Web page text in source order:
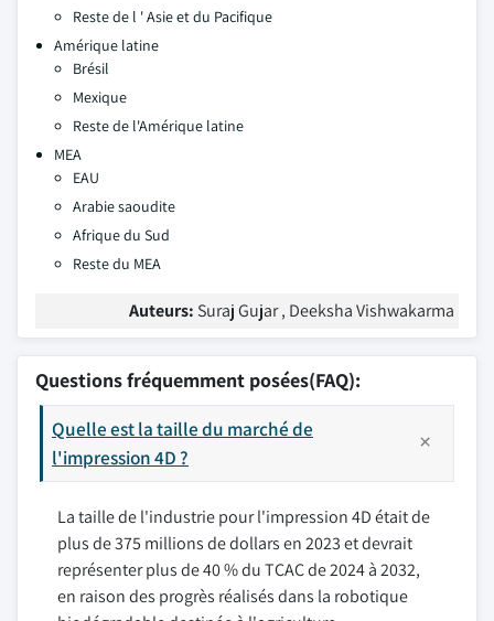
Reste de l ' Asie et du Pacifique
Amérique latine
Brésil
Mexique
Reste de l'Amérique latine
MEA
EAU
Arabie saoudite
Afrique du Sud
Reste du MEA
Auteurs: Suraj Gujar , Deeksha Vishwakarma
Questions fréquemment posées(FAQ):
Quelle est la taille du marché de
l'impression 4D ?
La taille de l'industrie pour l'impression 4D était de
plus de 375 millions de dollars en 2023 et devrait
représenter plus de 40 % du TCAC de 2024 à 2032,
en raison des progrès réalisés dans la robotique